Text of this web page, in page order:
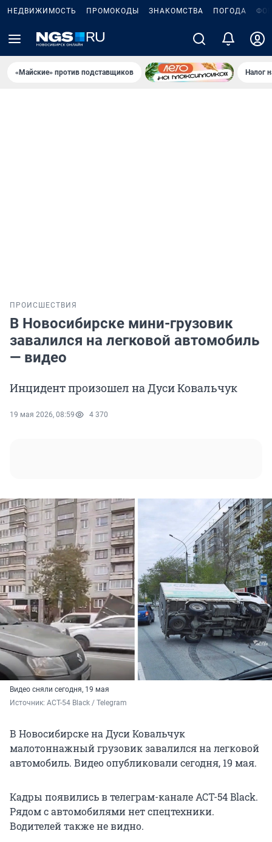
НЕДВИЖИМОСТЬ ПРОМОКОДЫ ЗНАКОМСТВА ПОГОДА
«Майские» против подставщиков Налог
ПРОИСШЕСТВИЯ
В Новосибирске мини-грузовик
завалился на легковой автомобиль
— видео
Инцидент произошел на Дуси Ковальчук
19 мая 2026, 08:59 4 370
Видео сняли сегодня, 19 мая
Источник: АСТ-54 Black / Telegram
В Новосибирске на Дуси Ковальчук
малотоннажный грузовик завалился на легковой
автомобиль. Видео опубликовали сегодня, 19 мая.
Кадры появились в телеграм-канале АСТ-54 Black.
Рядом с автомобилями нет спецтехники.
Водителей также не видно.